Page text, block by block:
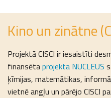
Kino un zinātne
Projektā CISCI ir iesaistīti
finansētaprojekta NUCLEUS
ķīmijas, matemātikas,
vietnē angļu un pārējo CISCI